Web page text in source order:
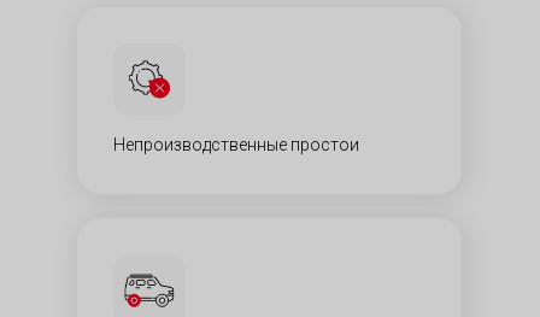
Непроизводственные простои​